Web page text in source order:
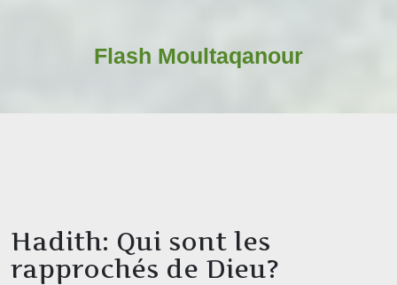
Flash Moultaqanour
Hadith: Qui sont les
rapprochés de Dieu?